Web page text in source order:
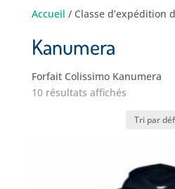
Accueil / Classe d’expédition
Kanumera
Forfait Colissimo Kanumera
10 résultats affichés